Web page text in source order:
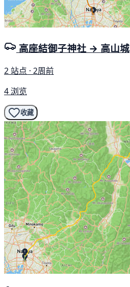
高座結御子神社 → 高山城
2 站点 · 2周前
4 浏览
收藏